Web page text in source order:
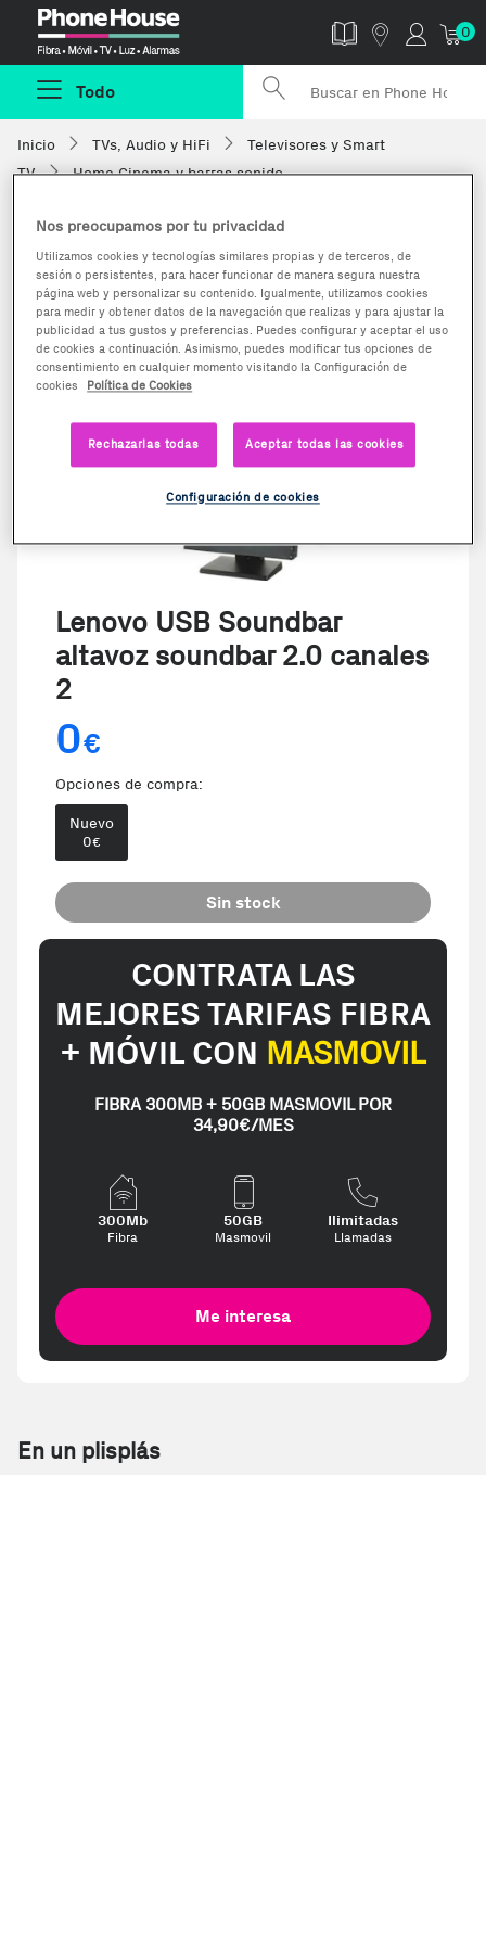
0
Todo
Inicio TVs, Audio y HiFi
Televisores y Smart
TV
Home Cinema y barras sonido
Lenovo USB Soundbar
altavoz soundbar 2.0 canales
2
0€
Opciones de compra:
Nuevo
0€
Sin stock
CONTRATA LAS
MEJORES TARIFAS FIBRA
+ MÓVIL CON MASMOVIL
FIBRA 300MB + 50GB MASMOVIL POR
34,90€/MES
300Mb
Fibra
50GB
Masmovil
Ilimitadas
Llamadas
Me interesa
En un plisplás
Nos preocupamos por tu privacidad
Utilizamos cookies y tecnologías similares propias y de terceros, de
sesión o persistentes, para hacer funcionar de manera segura nuestra
página web y personalizar su contenido. Igualmente, utilizamos cookies
para medir y obtener datos de la navegación que realizas y para ajustar la
publicidad a tus gustos y preferencias. Puedes configurar y aceptar el uso
de cookies a continuación. Asimismo, puedes modificar tus opciones de
consentimiento en cualquier momento visitando la Configuración de
cookies
Política de Cookies
Rechazarlas todas Aceptar todas las cookies
Configuración de cookies